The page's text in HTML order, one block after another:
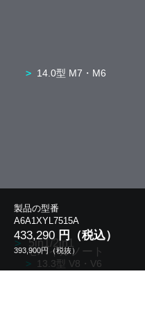
製品の型番
A6A1XYL7515A
433,290 円（税込）
393,900円（税抜）
14.0型 M7・M6
5in1/2in1
モバイルノート
13.3型 V8・V6